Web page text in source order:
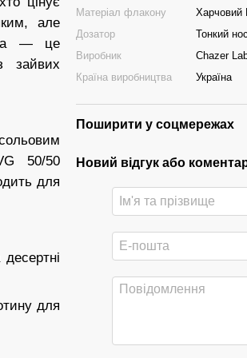
але
— це
зайвих
50/50
для
для
Матеріал флакону
Харчовий
Дозатор
Тонкий
Виробник
Chazer
Країна виробництва
Україна
Поширити у соцмережах
Новий відгук або